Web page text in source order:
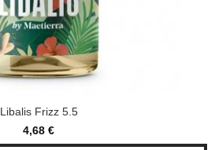
Libalis Frizz 5.5
4,68 €